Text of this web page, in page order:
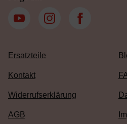
Ersatzteile
Kontakt
Widerrufserklärung
AGB